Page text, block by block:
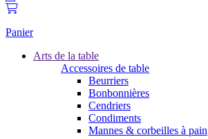
Panier
Arts de la table
Accessoires de table
Beurriers
Bonbonnières
Cendriers
Condiments
Mannes & corbeilles à pain